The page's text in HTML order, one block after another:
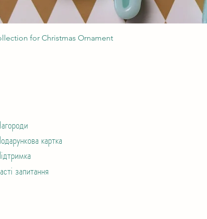
Швидкий перегляд
for Christmas Ornament
картка
запитання